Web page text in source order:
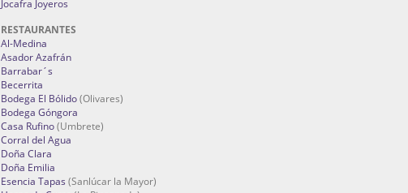
Jocafra Joyeros
RESTAURANTES
Al-Medina
Asador Azafrán
Barrabar´s
Becerrita
Bodega El Bólido(Olivares)
Bodega Góngora
Casa Rufino(Umbrete)
Corral del Agua
Doña Clara
Doña Emilia
Esencia Tapas (Sanlúcar la Mayor)